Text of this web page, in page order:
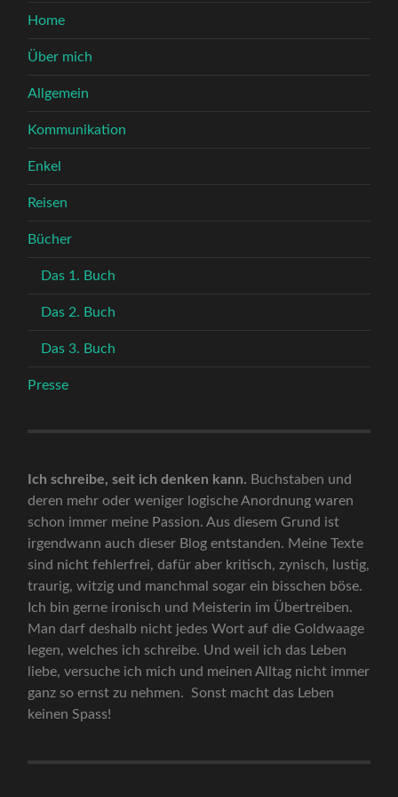
Home
Über mich
Allgemein
Kommunikation
Enkel
Reisen
Bücher
Das 1. Buch
Das 2. Buch
Das 3. Buch
Presse
Ich schreibe, seit ich denken kann. Buchstaben und
deren mehr oder weniger logische Anordnung waren
schon immer meine Passion. Aus diesem Grund ist
irgendwann auch dieser Blog entstanden. Meine Texte
sind nicht fehlerfrei, dafür aber kritisch, zynisch, lustig,
traurig, witzig und manchmal sogar ein bisschen böse.
Ich bin gerne ironisch und Meisterin im Übertreiben.
Man darf deshalb nicht jedes Wort auf die Goldwaage
legen, welches ich schreibe. Und weil ich das Leben
liebe, versuche ich mich und meinen Alltag nicht immer
ganz so ernst zu nehmen. Sonst macht das Leben
keinen Spass!